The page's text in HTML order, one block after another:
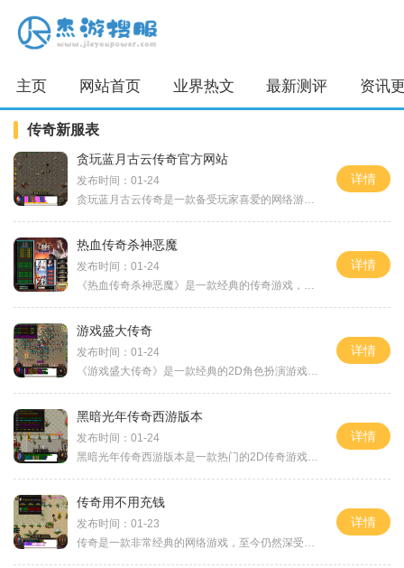
主页 网站首页 业界热文 最新测评 资讯
传奇新服表
贪玩蓝月古云传奇官方网站
发布时间：01-24
贪玩蓝月古云传奇是一款备受玩家喜爱的网络游戏，它打破了传统游戏的束缚而蜚声国内外。作为官方网站，贪玩蓝月古云传奇官方网站为玩家提供了全面而详细的游戏介绍，游戏玩法
详情
热血传奇杀神恶魔
发布时间：01-24
《热血传奇杀神恶魔》是一款经典的传奇游戏，是一款经典的2D游戏，属于角色扮演类游戏。传奇游戏以其独特的游戏体验和丰富的玩法吸引了无数玩家。在《热血传奇杀神恶魔》中，玩
详情
游戏盛大传奇
发布时间：01-24
《游戏盛大传奇》是一款经典的2D角色扮演游戏，，玩家可以在一个广阔而精美的游戏世界中与成千上万的其他玩家进行互动。游戏中的玩家可以通过完成各种任务、打怪和装备打造来提
详情
黑暗光年传奇西游版本
发布时间：01-24
黑暗光年传奇西游版本是一款热门的2D传奇游戏，它以角色扮演为核心，拥有万人在线的玩家互动场景。该游戏以其精美的画面、刺激的玩法和极高的人气，一直备受广大游戏玩家的喜爱
详情
传奇用不用充钱
发布时间：01-23
传奇是一款非常经典的网络游戏，至今仍然深受玩家喜爱。在传奇中，玩家扮演着战士、法师或道士的角色，与其他玩家一起探索奇幻的游戏世界。在这个游戏中，充值是否需要成为一
详情